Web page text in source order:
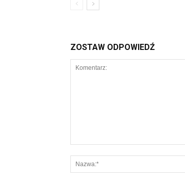
ZOSTAW ODPOWIEDŹ